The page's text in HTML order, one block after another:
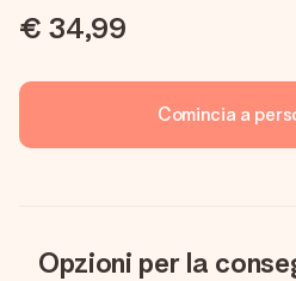
€ 34,99
Comincia a
Opzioni per la